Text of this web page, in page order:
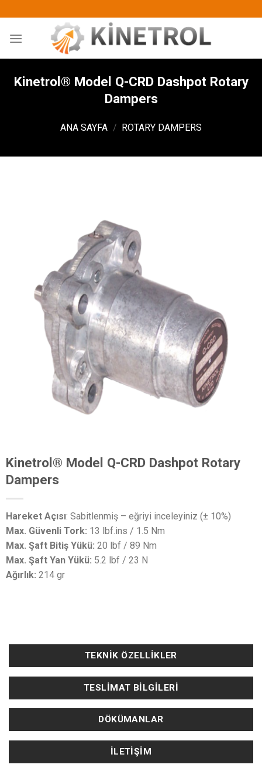
atla
Kinetrol® Model Q-CRD Dashpot Rotary
Dampers
ANA SAYFA / ROTARY DAMPERS
Kinetrol® Model Q-CRD Dashpot Rotary
Dampers
Hareket Açısı: Sabitlenmiş – eğriyi inceleyiniz (± 10%)
Max. Güvenli Tork: 13 lbf.ins / 1.5 Nm
Max. Şaft Bitiş Yükü: 20 lbf / 89 Nm
Max. Şaft Yan Yükü: 5.2 lbf / 23 N
Ağırlık: 214 gr
TEKNIK ÖZELLIKLER
TESLIMAT BILGILERI
DÖKÜMANLAR
İLETIŞIM